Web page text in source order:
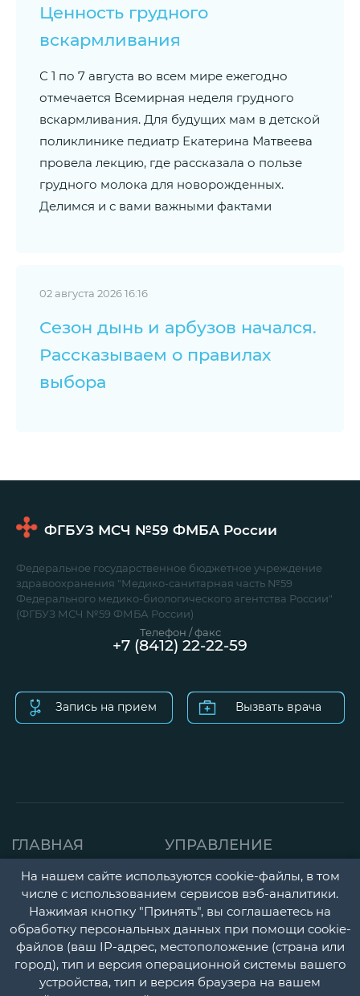
Ценность грудного
вскармливания
С 1 по 7 августа во всем мире ежегодно
отмечается Всемирная неделя грудного
вскармливания. Для будущих мам в детской
поликлинике педиатр Екатерина Матвеева
провела лекцию, где рассказала о пользе
грудного молока для новорожденных.
Делимся и с вами важными фактами
02 августа 2026 16:16
Сезон дынь и арбузов начался.
Рассказываем о правилах
выбора
ФГБУЗ МСЧ №59 ФМБА России
Федеральное государственное бюджетное учреждение
здравоохранения "Медико-санитарная часть №59
Федерального медико-биологического агентства России"
(ФГБУЗ МСЧ №59 ФМБА России)
ГЛАВНАЯ
О НАС
НОВОСТИ
ДОКУМЕНТЫ
УЧЕТНАЯ
УПРАВЛЕНИЕ
ДЕТСКАЯ
ГОРОДСКАЯ
ПОЛИКЛИНИКА
ПЕРИНАТАЛЬНЫЙ
Запись на прием Вызвать врача
Телефон / факс
+7 (8412) 22-22-59
На нашем сайте используются cookie-файлы, в том
числе с использованием сервисов вэб-аналитики.
Нажимая кнопку "Принять", вы соглашаетесь на
обработку персональных данных при помощи cookie-
файлов (ваш IP-адрес, местоположение (страна или
город), тип и версия операционной системы вашего
устройства, тип и версия браузера на вашем